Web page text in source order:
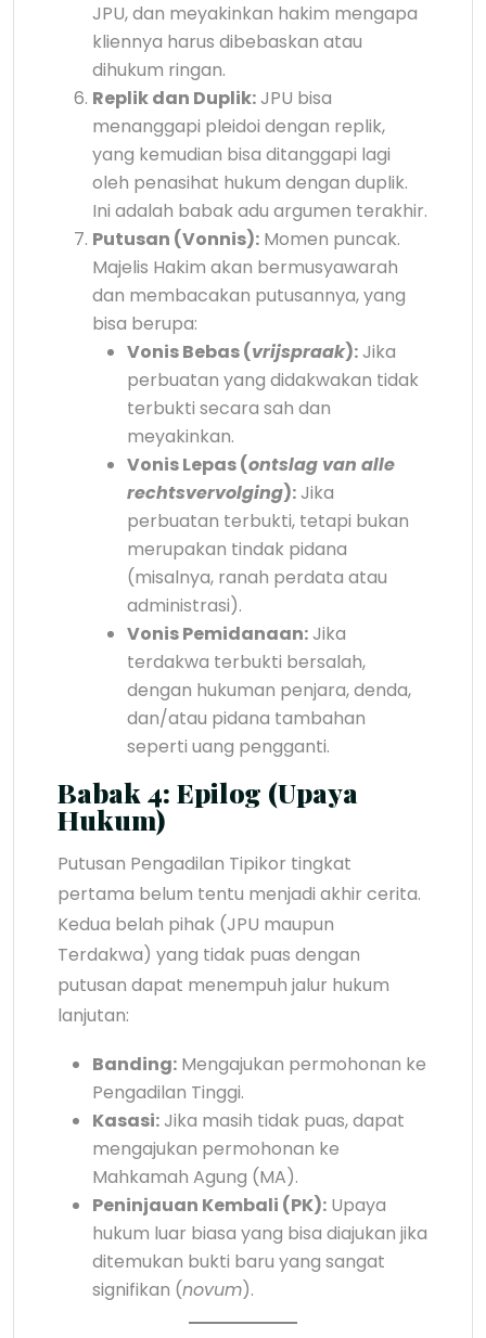
JPU, dan meyakinkan hakim mengapa
kliennya harus dibebaskan atau
dihukum ringan.
Replik dan Duplik:JPU bisa
menanggapi pleidoi dengan replik,
yang kemudian bisa ditanggapi lagi
oleh penasihat hukum dengan duplik.
Ini adalah babak adu argumen terakhir.
Putusan (Vonnis): Momen puncak.
Majelis Hakim akan bermusyawarah
dan membacakan putusannya, yang
bisa berupa:
Vonis Bebas (vrijspraak):Jika
perbuatan yang didakwakan tidak
terbukti secara sah dan
meyakinkan.
Vonis Lepas (ontslag van alle
rechtsvervolging):Jika
perbuatan terbukti, tetapi bukan
merupakan tindak pidana
(misalnya, ranah perdata atau
administrasi).
Vonis Pemidanaan:Jika
terdakwa terbukti bersalah,
dengan hukuman penjara, denda,
dan/atau pidana tambahan
seperti uang pengganti.
Babak 4: Epilog (Upaya
Hukum)
Putusan Pengadilan Tipikor tingkat
pertama belum tentu menjadi akhir cerita.
Kedua belah pihak (JPU maupun
Terdakwa) yang tidak puas dengan
putusan dapat menempuh jalur hukum
lanjutan:
Banding: Mengajukan permohonan ke
Pengadilan Tinggi.
Kasasi:Jika masih tidak puas, dapat
mengajukan permohonan ke
Mahkamah Agung (MA).
Peninjauan Kembali (PK): Upaya
hukum luar biasa yang bisa diajukan jika
ditemukan bukti baru yang sangat
signifikan (novum).